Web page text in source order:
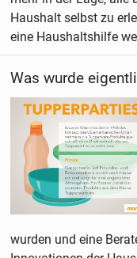
Haushalt selbst zu
eine Haushaltshilfe
Was wurde
wurden und eine